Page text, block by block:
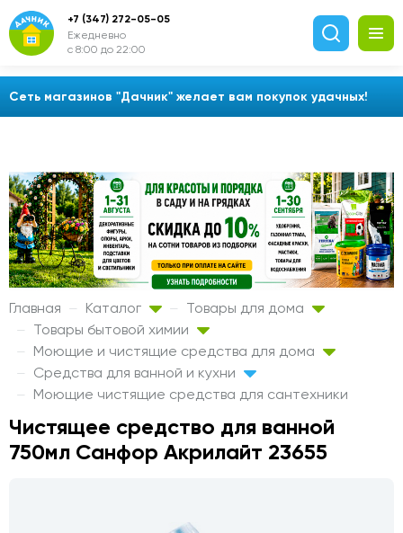
Сеть магазинов "Дачник" желает вам покупок удачных!
+7 (347) 272-05-05
Ежедневно
с 8:00 до 22:00
Главная Каталог
Товары для дома
Товары бытовой химии
Моющие и чистящие средства для дома
Средства для ванной и кухни
Моющие чистящие средства для сантехники
Чистящее средство для ванной
750мл Санфор Акрилайт 23655